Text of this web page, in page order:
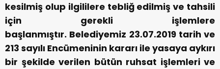
kesilmiş olup ilgililere tebliğ edilmiş ve tahsili
için gerekli işlemlere
başlanmıştır. Belediyemiz 23.07.2019 tarih ve
213 sayılı Encümeninin kararı ile yasaya aykırı
bir şekilde verilen bütün ruhsat işlemleri ve